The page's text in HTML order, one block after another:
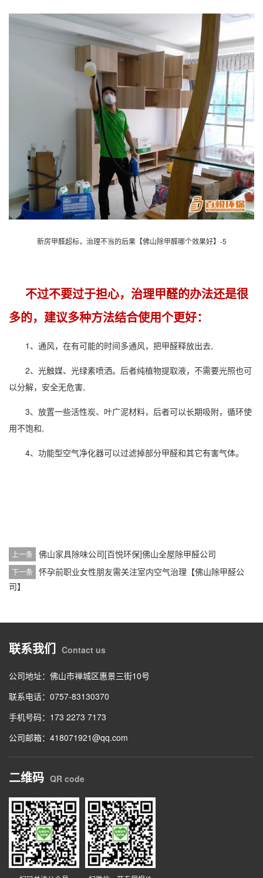
新房甲醛超标，治理不当的后果【佛山除甲醛哪个效果好】-5
不过不要过于担心，治理甲醛的办法还是很
多的，建议多种方法结合使用个更好：
1、通风，在有可能的时间多通风，把甲醛释放出去,
2、光触媒、光绿素喷洒。后者纯植物提取液，不需要光照也可
以分解，安全无危害,
3、放置一些活性炭、叶广泥材料，后者可以长期吸附，循环使
用不饱和,
4、功能型空气净化器可以过滤掉部分甲醛和其它有害气体。
上一条 佛山家具除味公司[百悦环保]佛山全屋除甲醛公司
下一条
怀孕前职业女性朋友需关注室内空气治理【佛山除甲醛公
司】
联系我们 Contact us
公司地址：佛山市禅城区惠景三街10号
联系电话：0757-83130370
手机号码：173 2273 7173
公司邮箱：418071921@qq.com
二维码 QR code